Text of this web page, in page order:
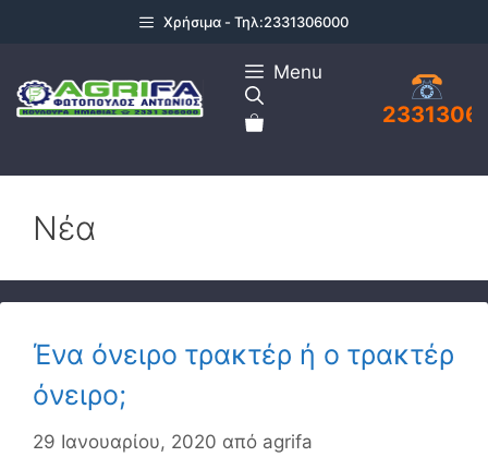
Χρήσιμα - Τηλ:2331306000
Menu
Νέα
Ένα όνειρο τρακτέρ ή ο τρακτέρ
όνειρο;
29 Ιανουαρίου, 2020 από agrifa